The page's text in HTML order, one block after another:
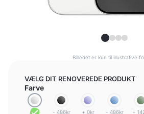
Billedet er kun til illustrative
VÆLG DIT RENOVEREDE PRODUKT
Farve
- 486kr + 0kr - 486kr +